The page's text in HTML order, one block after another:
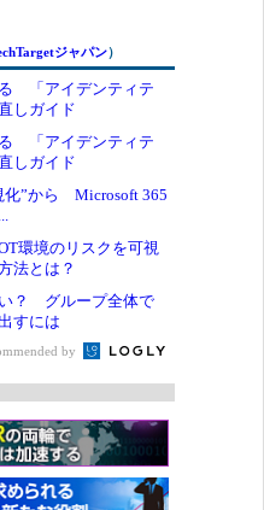
ジャパン）
「アイデンティテ
しガイド
「アイデンティテ
しガイド
化”から Microsoft 365
環境のリスクを可視
法とは？
？ グループ全体で
すには
by